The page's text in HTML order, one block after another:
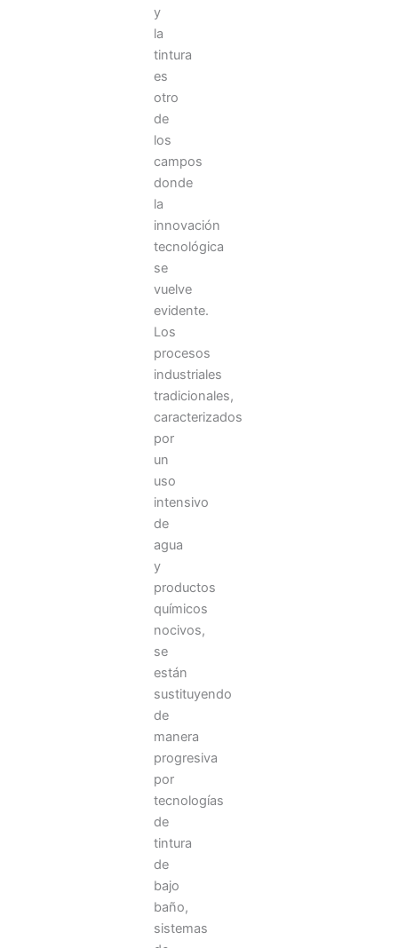
y
la
tintura
es
otro
de
los
campos
donde
la
innovación
tecnológica
se
vuelve
evidente.
Los
procesos
industriales
tradicionales,
caracterizados
por
un
uso
intensivo
de
agua
y
productos
químicos
nocivos,
se
están
sustituyendo
de
manera
progresiva
por
tecnologías
de
tintura
de
bajo
baño,
sistemas